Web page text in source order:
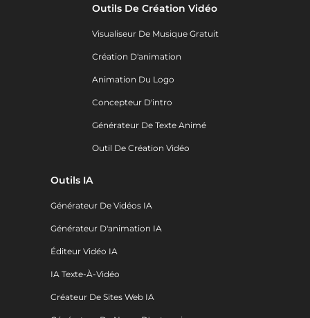
Outils De Création Vidéo
Visualiseur De Musique Gratuit
Création D'animation
Animation Du Logo
Concepteur D'intro
Générateur De Texte Animé
Outil De Création Vidéo
Outils IA
Générateur De Vidéos IA
Générateur D'animation IA
Éditeur Vidéo IA
IA Texte-À-Vidéo
Créateur De Sites Web IA